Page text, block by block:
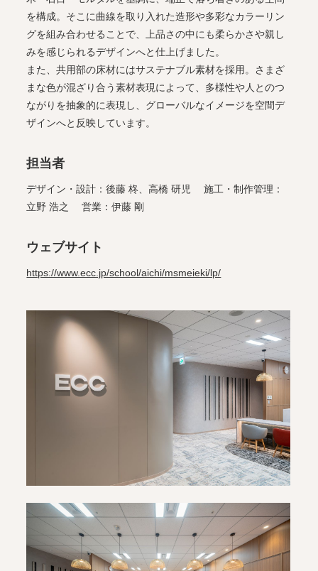
を構成。そこに曲線を取り入れた造形や多彩なカラーリン
グを組み合わせることで、上品さの中にも柔らかさや親し
みを感じられるデザインへと仕上げました。
また、共用部の床材にはサステナブル素材を採用。さまざ
まな色が混ざり合う素材表現によって、多様性や人とのつ
ながりを抽象的に表現し、グローバルなイメージを空間デ
ザインへと反映しています。
担当者
デザイン・設計：後藤 柊、高橋 研児 施工・制作管理：
立野 浩之 営業：伊藤 剛
ウェブサイト
https://www.ecc.jp/school/aichi/msmeieki/lp/